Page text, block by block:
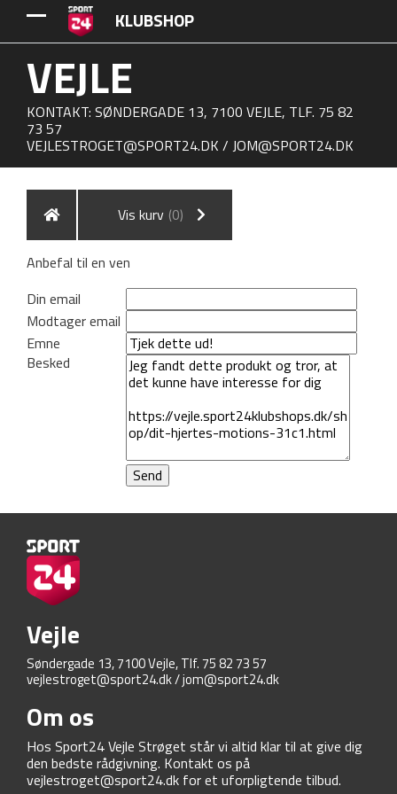
KLUBSHOP
VEJLE
KONTAKT: SØNDERGADE 13, 7100 VEJLE, TLF. 75 82
73 57
VEJLESTROGET@SPORT24.DK / JOM@SPORT24.DK
Vis kurv (0)
Anbefal til en ven
Din email
Modtager email
Emne
Besked
Vejle
Søndergade 13, 7100 Vejle, Tlf. 75 82 73 57
vejlestroget@sport24.dk/jom@sport24.dk
Om os
Hos Sport24 Vejle Strøget står vi altid klar til at give dig
den bedste rådgivning. Kontakt os på
vejlestroget@sport24.dk for et uforpligtende tilbud.